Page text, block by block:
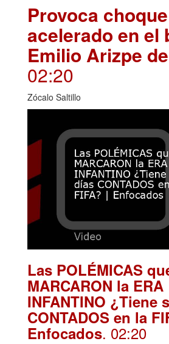
Provoca
acelerado en el
Emilio Arizpe
02:20
Zócalo Saltillo
Las POLÉMICAS
MARCARON la ERA
INFANTINO ¿Tiene
CONTADOS en la
Enfocados. 02:20